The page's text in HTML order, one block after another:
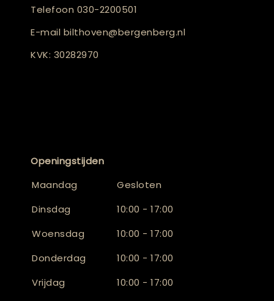
Telefoon 030-2200501
E-mail bilthoven@bergenberg.nl
KVK: 30282970
Openingstijden
Maandag
Gesloten
Dinsdag
10:00 - 17:00
Woensdag
10:00 - 17:00
Donderdag
10:00 - 17:00
Vrijdag
10:00 - 17:00